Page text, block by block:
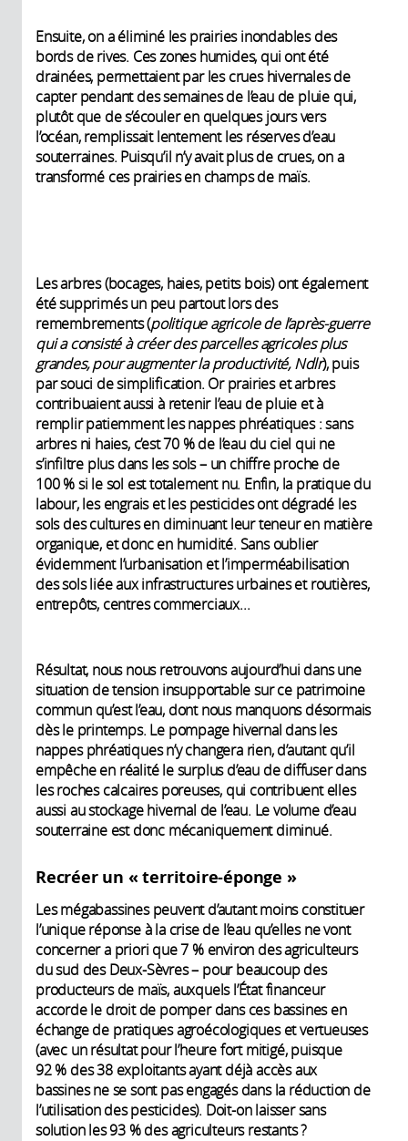
Ensuite, on a éliminé les prairies inondables des
bords de rives. Ces zones humides, qui ont été
drainées, permettaient par les crues hivernales de
capter pendant des semaines de l’eau de pluie qui,
plutôt que de s’écouler en quelques jours vers
l’océan, remplissait lentement les réserves d’eau
souterraines. Puisqu’il n’y avait plus de crues, on a
transformé ces prairies en champs de maïs.
Les arbres (bocages, haies, petits bois) ont également
été supprimés un peu partout lors des
remembrements (politique agricole de l’après-guerre
qui a consisté à créer des parcelles agricoles plus
grandes, pour augmenter la productivité, Ndlr), puis
par souci de simplification. Or prairies et arbres
contribuaient aussi à retenir l’eau de pluie et à
remplir patiemment les nappes phréatiques : sans
arbres ni haies, c’est 70 % de l’eau du ciel qui ne
s’infiltre plus dans les sols – un chiffre proche de
100 % si le sol est totalement nu. Enfin, la pratique du
labour, les engrais et les pesticides ont dégradé les
sols des cultures en diminuant leur teneur en matière
organique, et donc en humidité. Sans oublier
évidemment l’urbanisation et l’imperméabilisation
des sols liée aux infrastructures urbaines et routières,
entrepôts, centres commerciaux...
Résultat, nous nous retrouvons aujourd’hui dans une
situation de tension insupportable sur ce patrimoine
commun qu’est l’eau, dont nous manquons désormais
dès le printemps. Le pompage hivernal dans les
nappes phréatiques n’y changera rien, d’autant qu’il
empêche en réalité le surplus d’eau de diffuser dans
les roches calcaires poreuses, qui contribuent elles
aussi au stockage hivernal de l’eau. Le volume d’eau
souterraine est donc mécaniquement diminué.
Recréer un « territoire-éponge »
Les mégabassines peuvent d’autant moins constituer
l’unique réponse à la crise de l’eau qu’elles ne vont
concerner a priori que 7 % environ des agriculteurs
du sud des Deux-Sèvres – pour beaucoup des
producteurs de maïs, auxquels l’État financeur
accorde le droit de pomper dans ces bassines en
échange de pratiques agroécologiques et vertueuses
(avec un résultat pour l’heure fort mitigé, puisque
92 % des 38 exploitants ayant déjà accès aux
bassines ne se sont pas engagés dans la réduction de
l’utilisation des pesticides). Doit-on laisser sans
solution les 93 % des agriculteurs restants ?